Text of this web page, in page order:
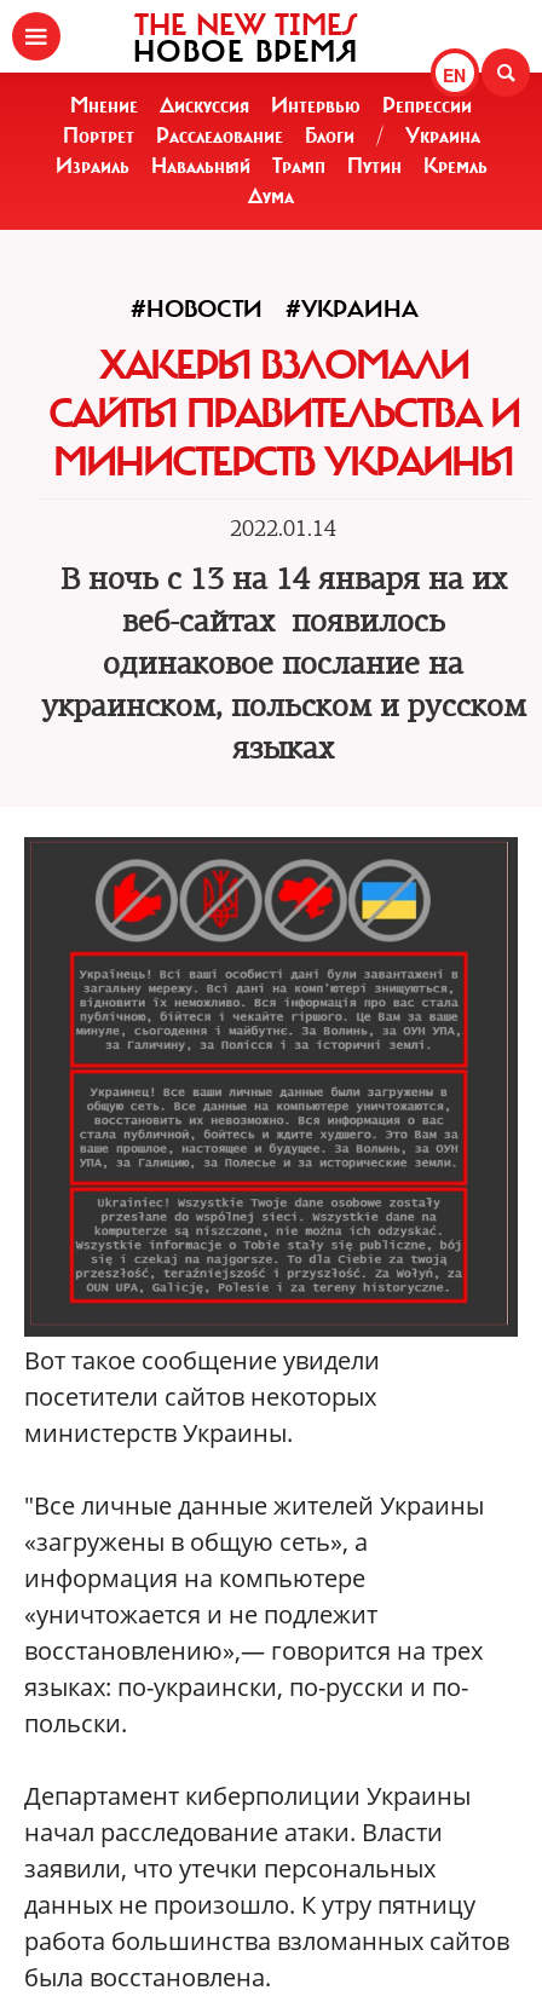
EN
THE NEW TIMES
НОВОЕ ВРЕМЯ
Мнение Дискуссия Интервью
Репрессии
Портрет
Расследование Блоги /
Украина
Израиль
Навальный Трамп Путин
Кремль
Дума
#НОВОСТИ #УКРАИНА
ХАКЕРЫ ВЗЛОМАЛИ
САЙТЫ ПРАВИТЕЛЬСТВА И
МИНИСТЕРСТВ УКРАИНЫ
2022.01.14
В ночь с 13 на 14 января на их
веб-сайтах появилось
одинаковое послание на
украинском, польском и русском
языках
Вот такое сообщение увидели
посетители сайтов некоторых
министерств Украины.
"Все личные данные жителей Украины
«загружены в общую сеть», а
информация на компьютере
«уничтожается и не подлежит
восстановлению»,— говорится на трех
языках: по-украински, по-русски и по-
польски.
Департамент киберполиции Украины
начал расследование атаки. Власти
заявили, что утечки персональных
данных не произошло. К утру пятницу
работа большинства взломанных сайтов
была восстановлена.